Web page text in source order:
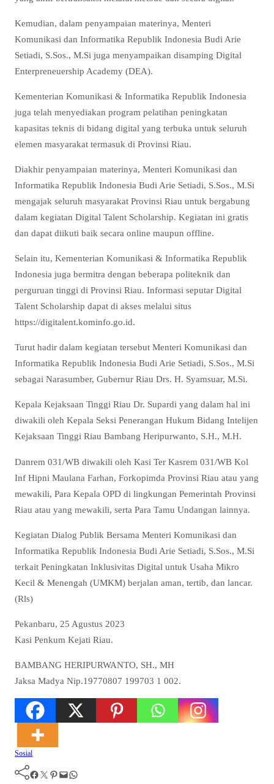
Kemudian, dalam penyampaian materinya, Menteri
Komunikasi dan Informatika Republik Indonesia Budi Arie
Setiadi, S.Sos., M.Si juga menyampaikan disamping Digital
Enterpreneuership Academy (DEA).
Kementerian Komunikasi & Informatika Republik Indonesia
juga telah menyediakan program pelatihan peningkatan
kapasitas teknis di bidang digital yang terbuka untuk seluruh
elemen masyarakat termasuk di Provinsi Riau.
Diakhir penyampaian materinya, Menteri Komunikasi dan
Informatika Republik Indonesia Budi Arie Setiadi, S.Sos., M.Si
mengajak seluruh masyarakat Provinsi Riau untuk bergabung
dalam kegiatan Digital Talent Scholarship. Kegiatan ini gratis
dan dapat diikuti baik secara online maupun offline.
Selain itu, Kementerian Komunikasi & Informatika Republik
Indonesia juga bermitra dengan beberapa politeknik dan
perguruan tinggi di Provinsi Riau. Informasi seputar Digital
Talent Scholarship dapat di akses melalui situs
https://digitalent.kominfo.go.id.
Turut hadir dalam kegiatan tersebut Menteri Komunikasi dan
Informatika Republik Indonesia Budi Arie Setiadi, S.Sos., M.Si
sebagai Narasumber, Gubernur Riau Drs. H. Syamsuar, M.Si.
Kepala Kejaksaan Tinggi Riau Dr. Supardi yang dalam hal ini
diwakili oleh Kepala Seksi Penerangan Hukum Bidang Intelijen
Kejaksaan Tinggi Riau Bambang Heripurwanto, S.H., M.H.
Danrem 031/WB diwakili oleh Kasi Ter Kasrem 031/WB Kol
Inf Hipni Maulana Farhan, Forkopimda Provinsi Riau atau yang
mewakili, Para Kepala OPD di lingkungan Pemerintah Provinsi
Riau atau yang mewakili, serta Para Tamu Undangan lainnya.
Kegiatan Dialog Publik Bersama Menteri Komunikasi dan
Informatika Republik Indonesia Budi Arie Setiadi, S.Sos., M.Si
terkait Peningkatan Inklusivitas Digital untuk Usaha Mikro
Kecil & Menengah (UMKM) berjalan aman, tertib, dan lancar.
(Rls)
Pekanbaru, 25 Agustus 2023
Kasi Penkum Kejati Riau.
BAMBANG HERIPURWANTO, SH., MH
Jaksa Madya Nip.19770807 199703 1 002.
Sosial
Facebook Twitter Pinterest Mail WhatsApp